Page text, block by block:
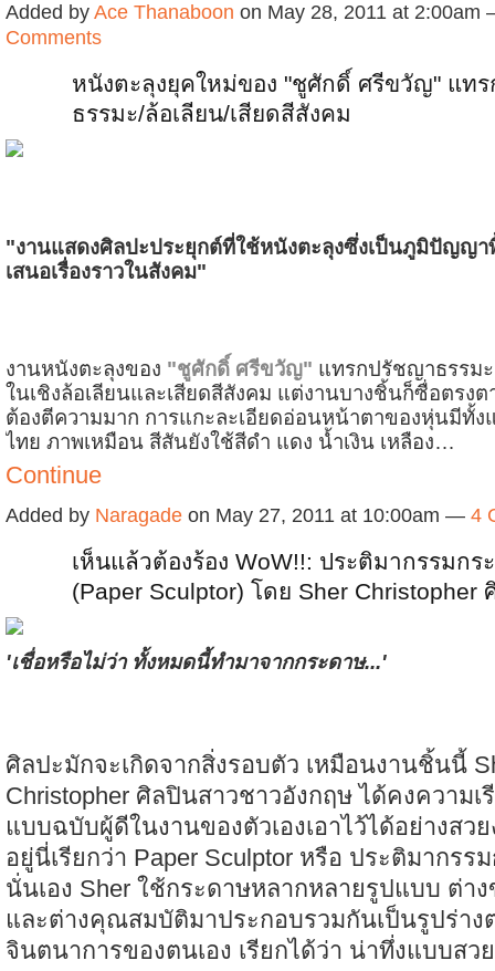
Added by Ace Thanaboon on May 28, 2011 at
Comments
หนังตะลุงยุคใหม่ของ "ชูศักดิ์ ศรีขวัญ" แท
ธรรมะ/ล้อเลียน/เสียดสีสังคม
"งานแสดงศิลปะประยุกต์ที่ใช้หนังตะลุงซึ่งเป็นภูมิปัญญ
เสนอเรื่องราวในสังคม"
งานหนังตะลุงของ "ชูศักดิ์ ศรีขวัญ" แทรกปรัชญาธรรม
ในเชิงล้อเลียนและเสียดสีสังคม แต่งานบางชิ้นก็ซื่อตรง
ต้องตีความมาก การแกะละเอียดอ่อนหน้าตาของหุ่นมีทั้ง
ไทย ภาพเหมือน สีสันยังใช้สีดำ แดง น้ำเงิน เหลือง…
Continue
Added by Naragade on May 27, 2011 at 10:00am — 4
เห็นแล้วต้องร้อง WoW!!: ประติมากรรมกร
(Paper Sculptor) โดย Sher Christopher
'เชื่อหรือไม่ว่า ทั้งหมดนี้ทำมาจากกระดาษ...'
ศิลปะมักจะเกิดจากสิ่งรอบตัว เหมือนงานชิ้นนี้
Christopher ศิลปินสาวชาวอังกฤษ ได้คงความเ
แบบฉบับผู้ดีในงานของตัวเองเอาไว้ได้อย่างสว
อยู่นี่เรียกว่า Paper Sculptor หรือ ประติมากรร
นั่นเอง Sher ใช้กระดาษหลากหลายรูปแบบ ต่า
และต่างคุณสมบัติมาประกอบรวมกันเป็นรูปร่าง
จินตนาการของตนเอง เรียกได้ว่า น่าทึ่งแบบส